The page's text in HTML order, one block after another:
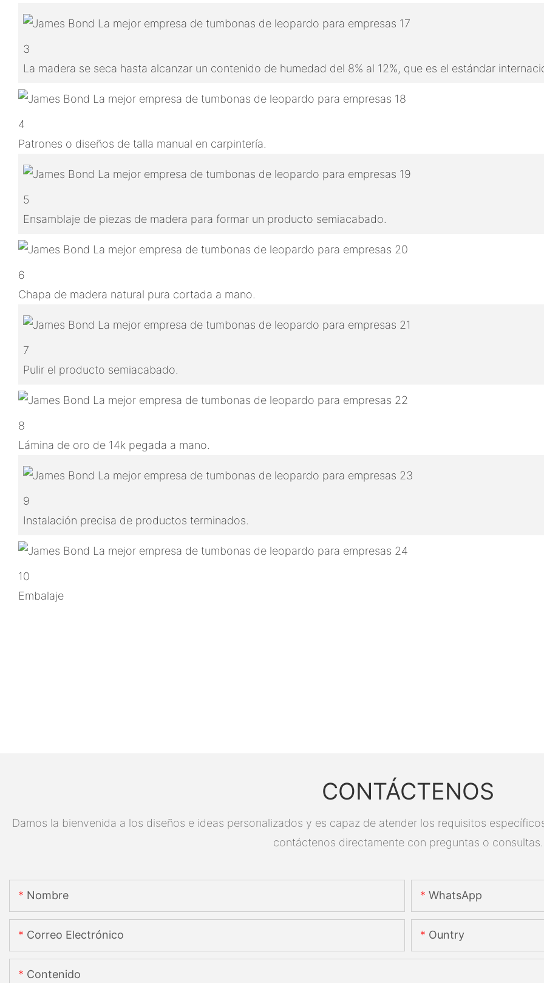
3
La madera se seca hasta alcanzar un contenido de humedad del 8% al 12%, que es el estándar
4
Patrones o diseños de talla manual en carpintería.
5
Ensamblaje de piezas de madera para formar un producto semiacabado.
6
Chapa de madera natural pura cortada a mano.
7
Pulir el producto semiacabado.
8
Lámina de oro de 14k pegada a mano.
9
Instalación precisa de productos terminados.
10
Embalaje
CONTÁCTENOS
Damos la bienvenida a los diseños e ideas personalizados y es capaz de atender los requisitos
contáctenos directamente con preguntas o consultas.
Nombre WhatsApp
Correo Electrónico Ountry
Contenido